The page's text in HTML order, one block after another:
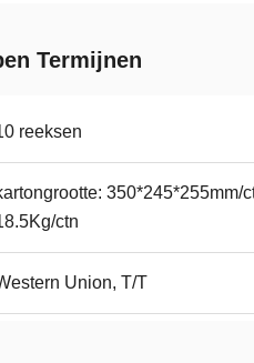
Termijnen
reeksen
350*245*255mm/
ctn
Union, T/T